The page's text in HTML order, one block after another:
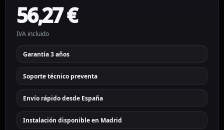
56,27€
IVA incluido
Garantía 3 años
Soporte técnico preventa
Envío rápido desde España
Instalación disponible en Madrid